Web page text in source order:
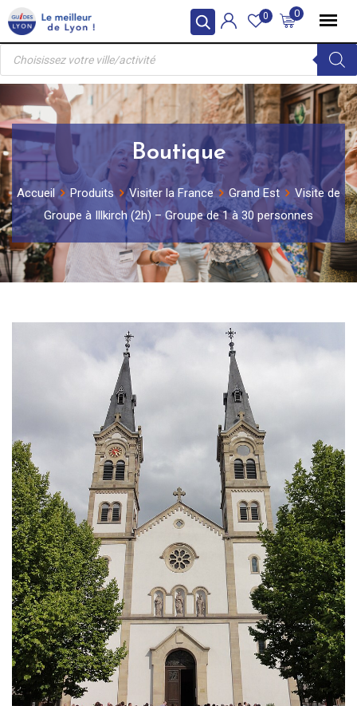
Skip
to
content
0
0
Recherche
produits
Boutique
Accueil Produits Visiter la France Grand Est
Visite de
Groupe à Illkirch (2h) – Groupe de 1 à 30 personnes